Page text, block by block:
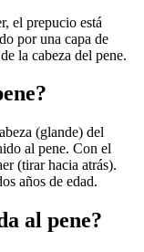
el prepucio está
por una capa de
la cabeza del pene.
(glande) del
al pene. Con el
(tirar hacia atrás).
años de edad.
al pene?